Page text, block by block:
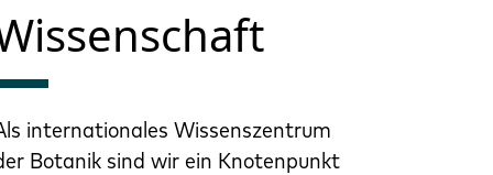
internationales Wissenszentrum
Botanik sind wir ein Knotenpunkt